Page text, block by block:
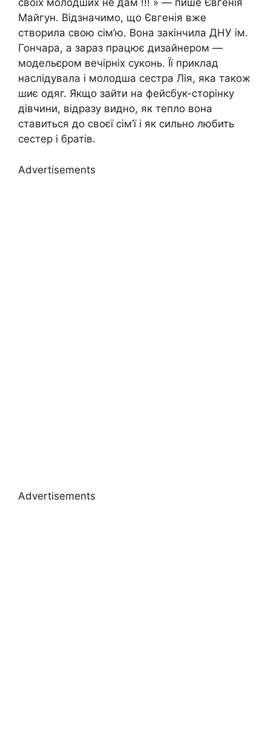
своїх молодших не дам !!! » — пише Євгенія
Майгун. Відзначимо, що Євгенія вже
створила свою сім’ю. Вона закінчила ДНУ ім.
Гончара, а зараз працює дизайнером —
модельєром вечірніх суконь. Її приклад
наслідувала і молодша сестра Лія, яка також
шиє одяг. Якщо зайти на фейсбук-сторінку
дівчини, відразу видно, як тепло вона
ставиться до своєї сім’ї і як сильно любить
сестер і братів.
Advertisements
Advertisements